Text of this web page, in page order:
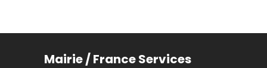
Mairie / France Services